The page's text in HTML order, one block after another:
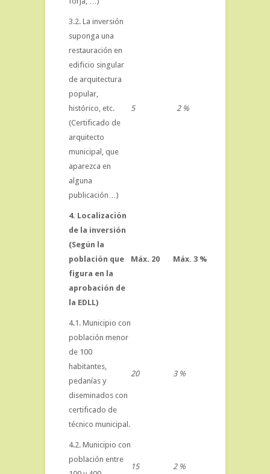
3.2. La inversión
suponga una
restauración en
edificio singular
de arquitectura
popular,
histórico, etc.
(Certificado de
arquitecto
municipal, que
aparezca en
alguna
publicación…)
5 2 %
4. Localización
de la inversión
(Según la
población que
figura en la
aprobación de
la EDLL)
Máx. 20 Máx. 3 %
4.1. Municipio con
población menor
de 100
habitantes,
pedanías y
diseminados con
certificado de
técnico municipal.
20 3 %
4.2. Municipio con
población entre
15 2 %